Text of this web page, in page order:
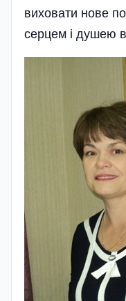
виховати нове
серцем і душею